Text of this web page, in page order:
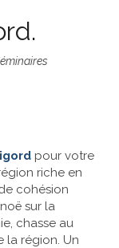
pour votre
riche en
cohésion
sur la
chasse au
la région. Un